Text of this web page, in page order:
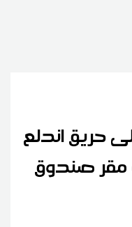
حريق اندلع
مقر صندوق